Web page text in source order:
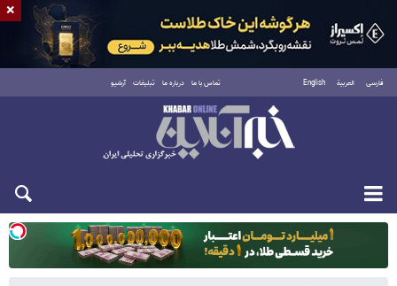
فارسی العربية English تماس با ما درباره ما تبلیغات آرشیو
یکشنبه ۱۸ مرداد ۱۴۰۵
×